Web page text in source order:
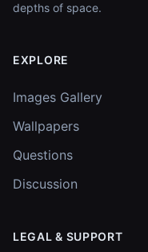
depths of space.
EXPLORE
Images Gallery
Wallpapers
Questions
Discussion
LEGAL & SUPPORT